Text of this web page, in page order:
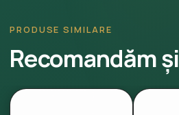
PRODUSE SIMILARE
Recomandăm și